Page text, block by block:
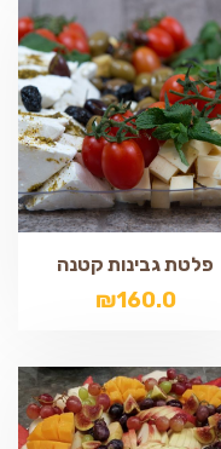
פלטת גבינות קטנה
₪160.0